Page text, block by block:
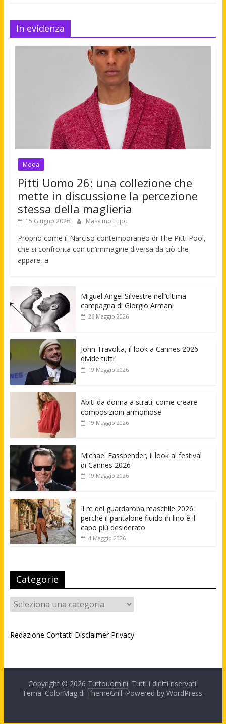
In evidenza
Moda
Pitti Uomo 26: una collezione che
mette in discussione la percezione
stessa della maglieria
15 Giugno 2026 Massimo Lupo
Proprio come il Narciso contemporaneo di The Pitti Pool,
che si confronta con un’immagine diversa da ciò che
appare, a
Miguel Angel Silvestre nell’ultima
campagna di Giorgio Armani
26 Maggio 2026
John Travolta, il look a Cannes 2026
divide tutti
19 Maggio 2026
Abiti da donna a strati: come creare
composizioni armoniose
19 Maggio 2026
Michael Fassbender, il look al festival
di Cannes 2026
19 Maggio 2026
Il re del guardaroba maschile 2026:
perché il pantalone fluido in lino è il
capo più desiderato
4 Maggio 2026
Categorie
Categorie
Redazione Contatti Disclaimer Privacy
Copyright © 2026 Tuttouomini. Tutti i diritti riservati.
Tema: ColorMag di ThemeGrill. Powered by WordPress.